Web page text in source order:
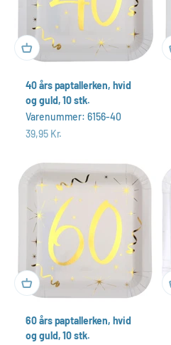
40 års paptallerken, hvid
og guld, 10 stk.
Varenummer: 6156-40
Salgspris
39,95 Kr.
60 års paptallerken, hvid
og guld, 10 stk.